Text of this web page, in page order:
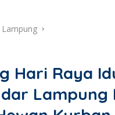
Lampung
Hari Raya